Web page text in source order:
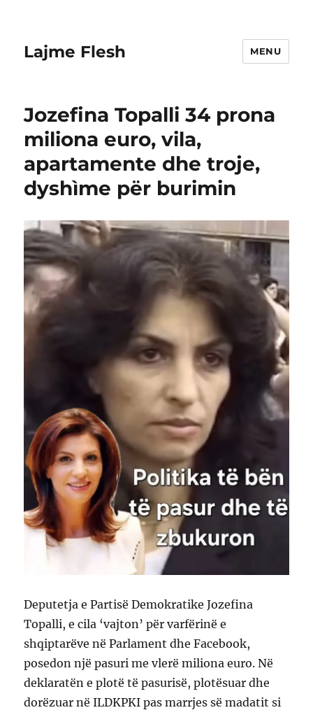
Lajme Flesh MENU
Jozefina Topalli 34 prona
miliona euro, vila,
apartamente dhe troje,
dyshìme për burimin
Deputetja e Partisë Demokratike Jozefina
Topalli, e cila ‘vajton’ për varfërinë e
shqiptarëve në Parlament dhe Facebook,
posedon një pasuri me vlerë miliona euro. Në
deklaratën e plotë të pasurisë, plotësuar dhe
dorëzuar në ILDKPKI pas marrjes së madatit si